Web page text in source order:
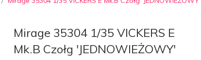
Mirage 35304 1/35 VICKERS E
Mk.B Czołg 'JEDNOWIEŻOWY'